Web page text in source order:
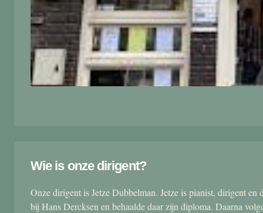
Wie is onze dirigent?
Onze dirigent is Jetze Dubbelman. Jetze is pianist, dirigent
bij Hans Dercksen en behaalde daar zijn diploma. Daarna